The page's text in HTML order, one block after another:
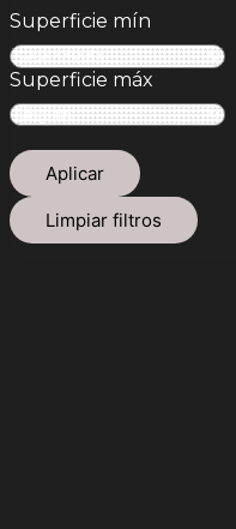
Superficie mín
Superficie máx
Aplicar
Limpiar filtros